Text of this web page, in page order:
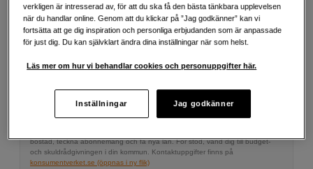
Lägg i kundvagn
Delbetala från 123 SEK/mån via
Att låna kostar pengar! Om du inte kan betala tillbaka skulden i tid
bostad, teckna abonnemang och få nya lån. För stöd, vänd dig till budget-
och skuldrådgivningen i din kommun. Kontaktuppgifter finns på
konsumentverket.se (öppnas i ny flik)
verkligen är intresserad av, för att du ska få den bästa tänkbara upplevelsen
när du handlar online. Genom att du klickar på ”Jag godkänner” kan vi
fortsätta att ge dig inspiration och personliga erbjudanden som är anpassade
för just dig. Du kan självklart ändra dina inställningar när som helst.
Läs mer om hur vi behandlar cookies och personuppgifter här.
Inställningar Jag godkänner